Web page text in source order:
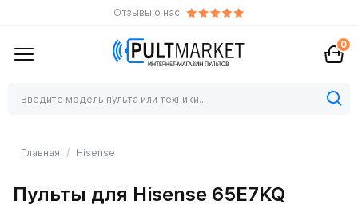
Отзывы о нас
0
Главная Hisense
Пульты для Hisense 65E7KQ